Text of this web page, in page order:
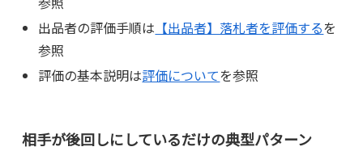
出品者の評価手順は 【出品者】落札者を評価するを
参照
評価の基本説明は評価についてを参照
相手が後回しにしているだけの典型パターン